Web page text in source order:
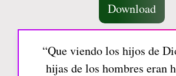
Download
“Que viendo los hijos de
hijas de los hombres eran